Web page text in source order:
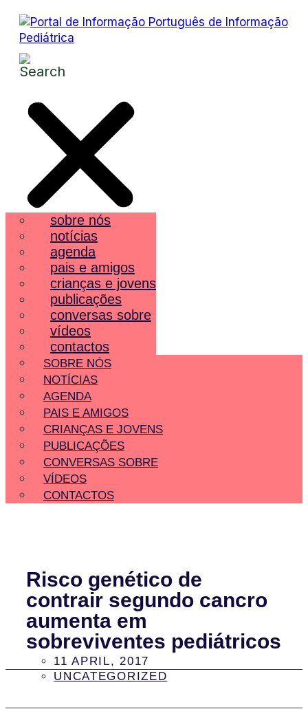
sobre nós
notícias
agenda
pais e amigos
crianças e jovens
publicações
conversas sobre
vídeos
contactos
SOBRE NÓS
NOTÍCIAS
AGENDA
PAIS E AMIGOS
CRIANÇAS E JOVENS
PUBLICAÇÕES
CONVERSAS SOBRE
VÍDEOS
CONTACTOS
Risco genético de
contrair segundo cancro
aumenta em
sobreviventes pediátricos
11 APRIL, 2017
UNCATEGORIZED